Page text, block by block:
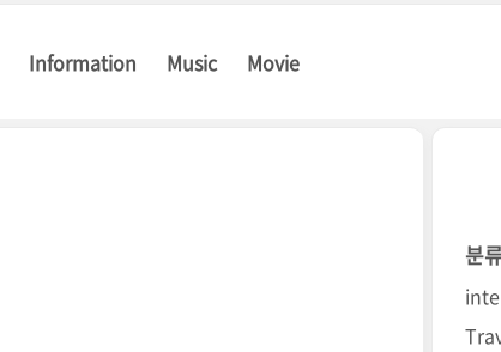
Information Music Movie
분